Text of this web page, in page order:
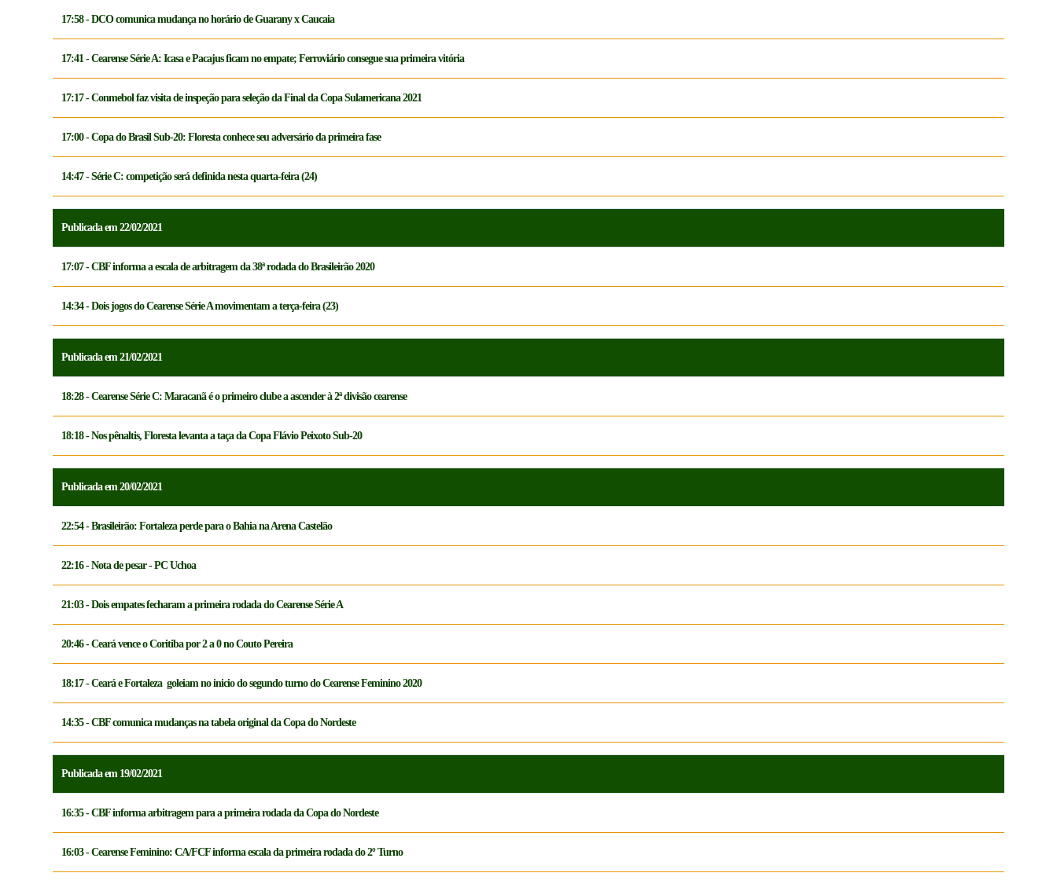
17:58 - DCO comunica mudança no horário de Guarany x Caucaia
17:41 - Cearense Série A: Icasa e Pacajus ficam no empate; Ferroviário consegue sua primeira vitória
17:17 - Conmebol faz visita de inspeção para seleção da Final da Copa Sulamericana 2021
17:00 - Copa do Brasil Sub-20: Floresta conhece seu adversário da primeira fase
14:47 - Série C: competição será definida nesta quarta-feira (24)
Publicada em 22/02/2021
17:07 - CBF informa a escala de arbitragem da 38ª rodada do Brasileirão 2020
14:34 - Dois jogos do Cearense Série A movimentam a terça-feira (23)
Publicada em 21/02/2021
18:28 - Cearense Série C: Maracanã é o primeiro clube a ascender à 2ª divisão cearense
18:18 - Nos pênaltis, Floresta levanta a taça da Copa Flávio Peixoto Sub-20
Publicada em 20/02/2021
22:54 - Brasileirão: Fortaleza perde para o Bahia na Arena Castelão
22:16 - Nota de pesar - PC Uchoa
21:03 - Dois empates fecharam a primeira rodada do Cearense Série A
20:46 - Ceará vence o Coritiba por 2 a 0 no Couto Pereira
18:17 - Ceará e Fortaleza goleiam no inicio do segundo turno do Cearense Feminino 2020
14:35 - CBF comunica mudanças na tabela original da Copa do Nordeste
Publicada em 19/02/2021
16:35 - CBF informa arbitragem para a primeira rodada da Copa do Nordeste
16:03 - Cearense Feminino: CA/FCF informa escala da primeira rodada do 2º Turno